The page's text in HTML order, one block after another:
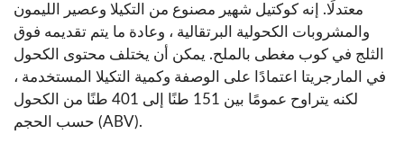
معتدلًا. إنه كوكتيل شهير مصنوع من التكيلا وعصير الليمون
والمشروبات الكحولية البرتقالية ، وعادة ما يتم تقديمه فوق
الثلج في كوب مغطى بالملح. يمكن أن يختلف محتوى الكحول
في المارجريتا اعتمادًا على الوصفة وكمية التكيلا المستخدمة ،
لكنه يتراوح عمومًا بين 151 طنًا إلى 401 طنًا من الكحول
حسب الحجم (ABV).